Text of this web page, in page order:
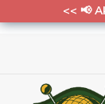
<< 📢